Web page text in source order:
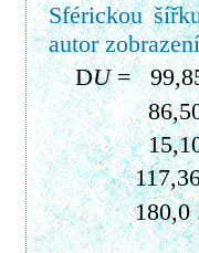
Sférickou
autor
DU=
86,503
15,109
117,367
180,0 .